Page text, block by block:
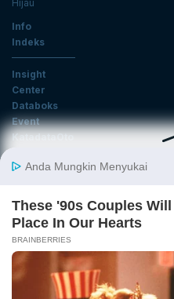
Hijau
Info
Indeks
Insight
Center
Databoks
Event
KatadataOto
Email